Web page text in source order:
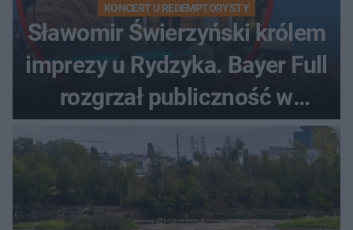
KONCERT U REDEMPTORYSTY
Sławomir Świerzyński królem
imprezy u Rydzyka. Bayer Full
rozgrzał publiczność w
Toruniu